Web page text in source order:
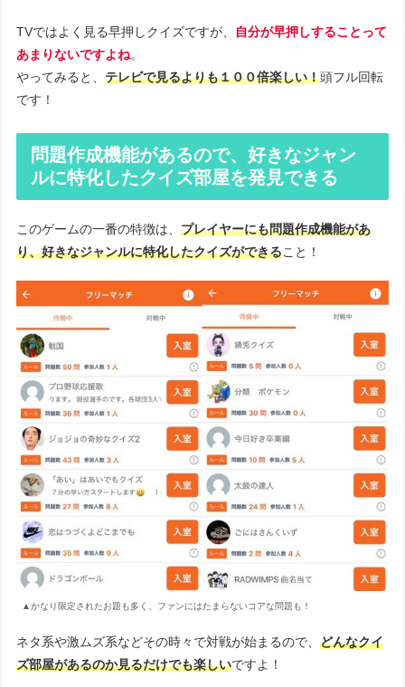
TVではよく見る早押しクイズですが、
自分が早押しすることって
あまりないですよね。
やってみると、テレビで見るよりも１００倍楽しい！頭フル回転
です！
問題作成機能があるので、好きなジャン
ルに特化したクイズ部屋を発見できる
このゲームの一番の特徴は、プレイヤーにも問題作成機能があ
り、好きなジャンルに特化したクイズができること！
▲かなり限定されたお題も多く、ファンにはたまらないコアな問題も！
ネタ系や激ムズ系などその時々で対戦が始まるので、どんなクイ
ズ部屋があるのか見るだけでも楽しいですよ！